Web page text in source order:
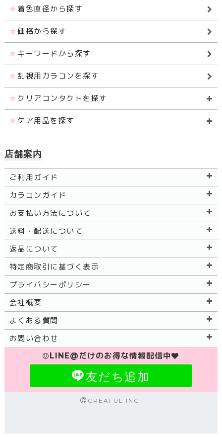
着色直径から探す
価格から探す
キーワードから探す
乱視用カラコンを探す
クリアコンタクトを探す
ケア用品を探す
店舗案内
ご利用ガイド
カラコンガイド
お支払い方法について
送料・配送について
返品について
特定商取引に基づく表示
プライバシーポリシー
会社概要
よくある質問
お問い合わせ
LINE@だけのお得な情報配信中
友だち追加
CREAFUL INC.